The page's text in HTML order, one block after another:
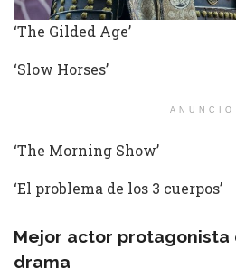
‘The Gilded Age’
‘Slow Horses’
ANUNCIO
‘The Morning Show’
‘El problema de los 3 cuerpos’
Mejor actor protagonista
drama